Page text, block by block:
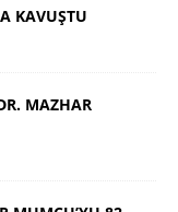
KAVUŞTU
MAZHAR